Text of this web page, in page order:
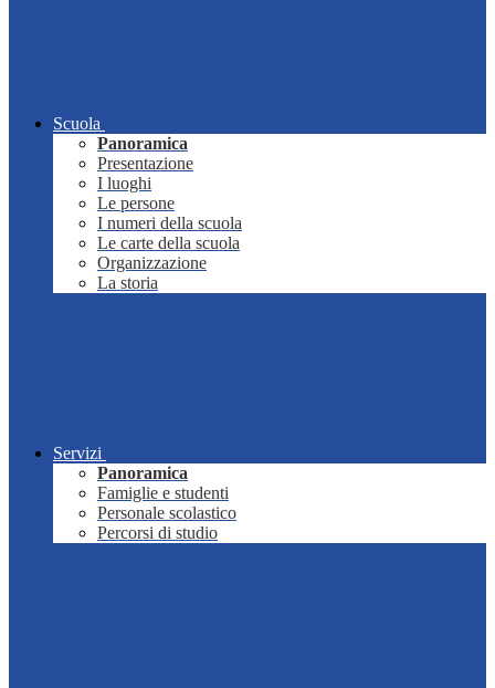
Scuola
Panoramica
Presentazione
I luoghi
Le persone
I numeri della scuola
Le carte della scuola
Organizzazione
La storia
Servizi
Panoramica
Famiglie e studenti
Personale scolastico
Percorsi di studio